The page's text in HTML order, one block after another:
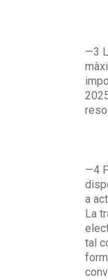
—3
—4
a
La
tal